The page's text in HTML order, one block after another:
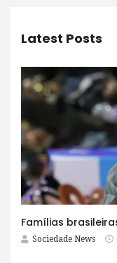
Latest Posts
Sociedade News